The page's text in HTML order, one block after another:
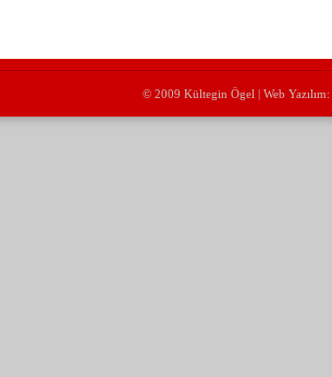
© 2009 Kültegin Ögel | Web